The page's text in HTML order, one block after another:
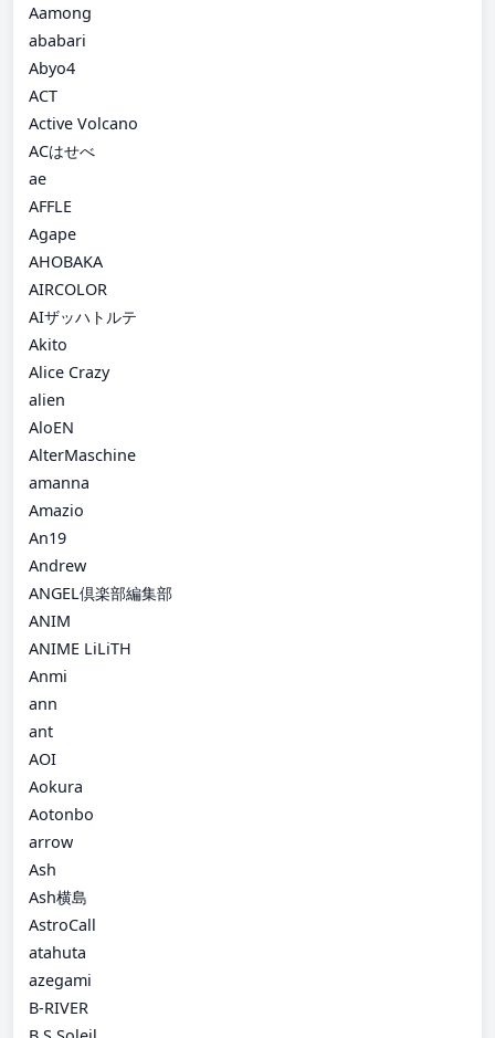
Aamong
ababari
Abyo4
ACT
Active Volcano
ACはせべ
ae
AFFLE
Agape
AHOBAKA
AIRCOLOR
AIザッハトルテ
Akito
Alice Crazy
alien
AloEN
AlterMaschine
amanna
Amazio
An19
Andrew
ANGEL倶楽部編集部
ANIM
ANIME LiLiTH
Anmi
ann
ant
AOI
Aokura
Aotonbo
arrow
Ash
Ash横島
AstroCall
atahuta
azegami
B-RIVER